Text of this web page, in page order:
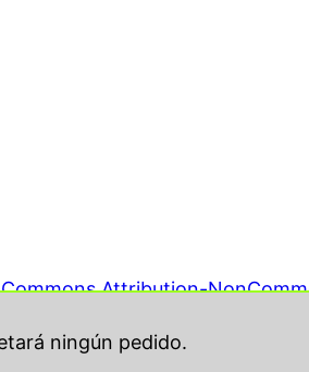
ningún pedido.
Attribution-